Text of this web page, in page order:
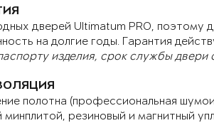
дверей Ultimatum PRO, поэтому
на долгие годы. Гарантия
изделия, срок службы двери
полотна (профессиональная
минплитой, резиновый и магнитный